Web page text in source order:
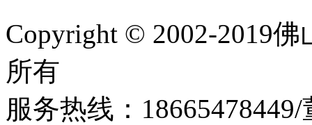
Copyright © 2002-2019
所有
服务热线：